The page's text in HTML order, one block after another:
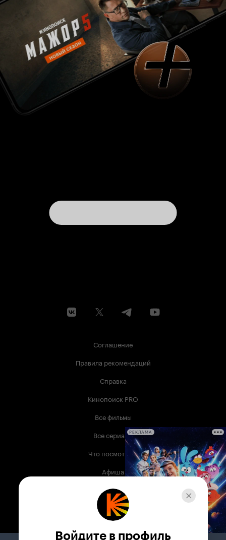
Соглашение
Правила рекомендаций
Справка
Кинопоиск PRO
Все фильмы
Все сериалы
Что посмотреть
Афиша
Музыка
Телепрограмма
РЕКЛАМА
Войдите в профиль